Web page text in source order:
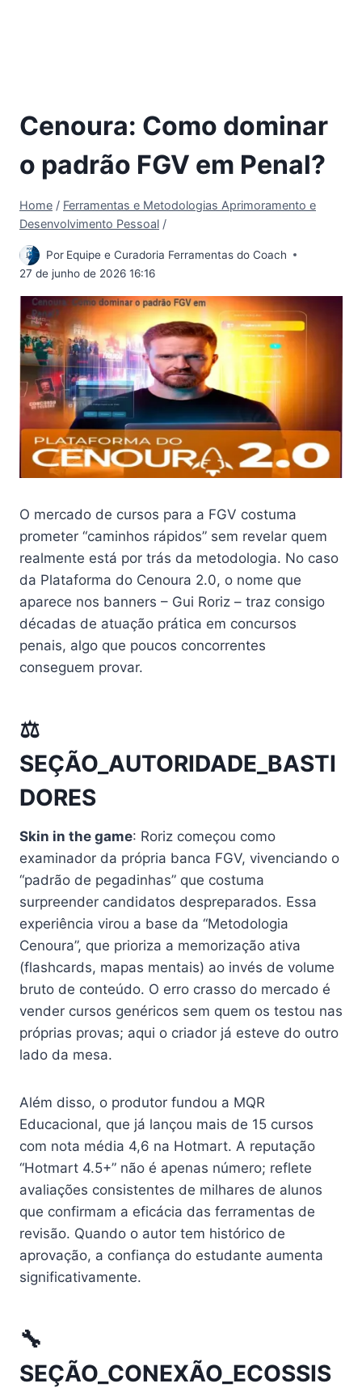
Cenoura: Como dominar
o padrão FGV em Penal?
Home / Ferramentas e Metodologias Aprimoramento e
Desenvolvimento Pessoal /
Por Equipe e Curadoria Ferramentas do Coach
27 de junho de 2026 16:16
O mercado de cursos para a FGV costuma
prometer “caminhos rápidos” sem revelar quem
realmente está por trás da metodologia. No caso
da Plataforma do Cenoura 2.0, o nome que
aparece nos banners – Gui Roriz – traz consigo
décadas de atuação prática em concursos
penais, algo que poucos concorrentes
conseguem provar.
⚖️
SEÇÃO_AUTORIDADE_BASTI
DORES
Skin in the game: Roriz começou como
examinador da própria banca FGV, vivenciando o
“padrão de pegadinhas” que costuma
surpreender candidatos despreparados. Essa
experiência virou a base da “Metodologia
Cenoura”, que prioriza a memorização ativa
(flashcards, mapas mentais) ao invés de volume
bruto de conteúdo. O erro crasso do mercado é
vender cursos genéricos sem quem os testou nas
próprias provas; aqui o criador já esteve do outro
lado da mesa.
Além disso, o produtor fundou a MQR
Educacional, que já lançou mais de 15 cursos
com nota média 4,6 na Hotmart. A reputação
“Hotmart 4.5+” não é apenas número; reflete
avaliações consistentes de milhares de alunos
que confirmam a eficácia das ferramentas de
revisão. Quando o autor tem histórico de
aprovação, a confiança do estudante aumenta
significativamente.
🔧
SEÇÃO_CONEXÃO_ECOSSIS